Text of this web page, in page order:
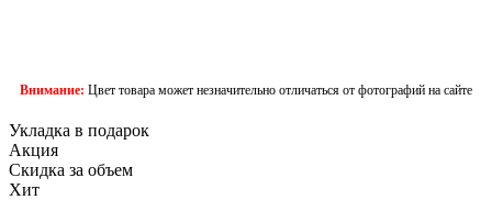
Внимание: Цвет товара может незначительно отличаться от фотографий на сайте
Укладка в подарок
Акция
Скидка за объем
Хит